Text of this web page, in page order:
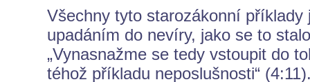
Všechny tyto starozákonní
upadáním do nevíry, jako se to
„Vynasnažme se tedy vstoupit do
téhož příkladu neposlušnosti“